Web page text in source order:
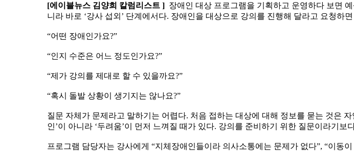
[에이블뉴스 김양희 칼럼리스트 ] 장애인 대상 프로그램을 기획하고 운영하다 보면
니라 바로 ‘강사 섭외’ 단계에서다. 장애인을 대상으로 강의를 진행해 달라고 요청하
“어떤 장애인가요?”
“인지 수준은 어느 정도인가요?”
“제가 강의를 제대로 할 수 있을까요?”
“혹시 돌발 상황이 생기지는 않나요?”
질문 자체가 문제라고 말하기는 어렵다. 처음 접하는 대상에 대해 정보를 묻는 것은
인’이 아니라 ‘두려움’이 먼저 느껴질 때가 있다. 강의를 준비하기 위한 질문이라기
프로그램 담당자는 강사에게 “지체장애인들이라 의사소통에는 문제가 없다”, “이동